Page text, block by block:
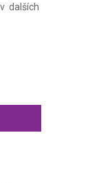
dalších